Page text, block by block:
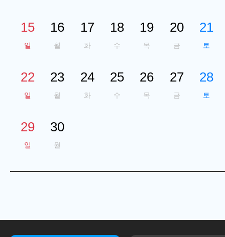
15
일
16
월
17
화
18
수
19
목
20
금
21
토
22
일
23
월
24
화
25
수
26
목
27
금
28
토
29
일
30
월